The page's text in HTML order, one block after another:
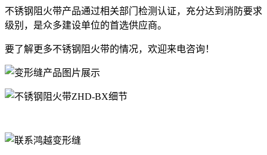
不锈钢阻火带产品通过相关部门检测认证，充分达到消防要求
级别，是众多建设单位的首选供应商。
要了解更多不锈钢阻火带的情况，欢迎来电咨询！